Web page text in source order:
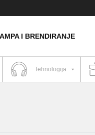
I BRENDIRANJE
Tehnologija